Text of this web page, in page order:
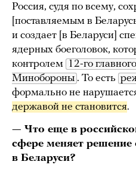
Россия, судя по всему,
[поставляемым в
и создает [в Беларуси]
ядерных боеголовок,
контролем 12-го
Минобороны . То есть
формально не
державой не становится.
— Что еще в
сфере меняет
в Беларуси?